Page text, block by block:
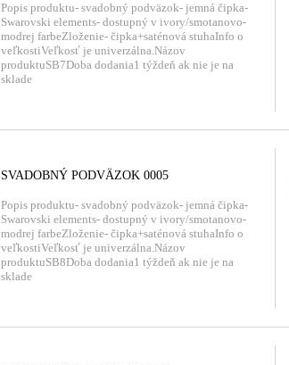
Popis produktu- svadobný podväzok- jemná čipka-
Swarovski elements- dostupný v ivory/smotanovo-
modrej farbeZloženie- čipka+saténová stuhaInfo o
veľkostiVeľkosť je univerzálna.Názov
produktuSB7Doba dodania1 týždeň ak nie je na
sklade
SVADOBNÝ PODVÄZOK 0005
Popis produktu- svadobný podväzok- jemná čipka-
Swarovski elements- dostupný v ivory/smotanovo-
modrej farbeZloženie- čipka+saténová stuhaInfo o
veľkostiVeľkosť je univerzálna.Názov
produktuSB8Doba dodania1 týždeň ak nie je na
sklade